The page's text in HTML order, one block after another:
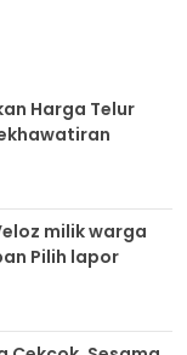
Harga Telur
milik warga
Pilih lapor